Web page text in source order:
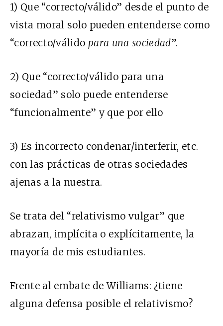
1) Que “correcto/válido” desde el punto de
vista moral solo pueden entenderse como
“correcto/válido para una sociedad”.
2) Que “correcto/válido para una
sociedad” solo puede entenderse
“funcionalmente” y que por ello
3) Es incorrecto condenar/interferir, etc.
con las prácticas de otras sociedades
ajenas a la nuestra.
Se trata del “relativismo vulgar” que
abrazan, implícita o explícitamente, la
mayoría de mis estudiantes.
Frente al embate de Williams: ¿tiene
alguna defensa posible el relativismo?